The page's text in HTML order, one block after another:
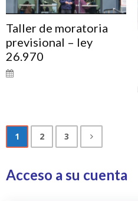
Taller de moratoria
previsional – ley
26.970
1 2 3
Acceso a su cuenta